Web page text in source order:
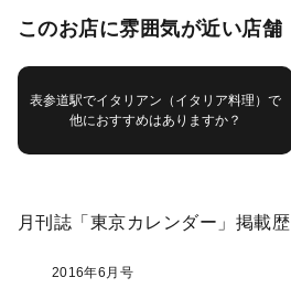
このお店に雰囲気が近い店舗
表参道駅でイタリアン（イタリア料理）で
他におすすめはありますか？
月刊誌「東京カレンダー」掲載歴
2016年6月号